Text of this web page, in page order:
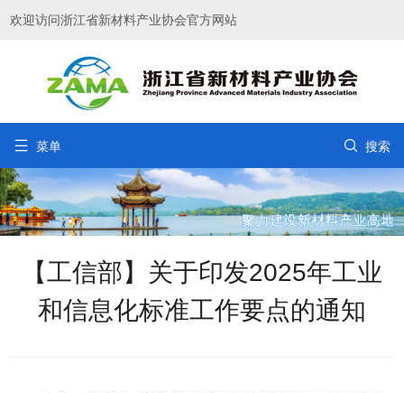
欢迎访问浙江省新材料产业协会官方网站
 菜单  搜索
【工信部】关于印发2025年工业
和信息化标准工作要点的通知